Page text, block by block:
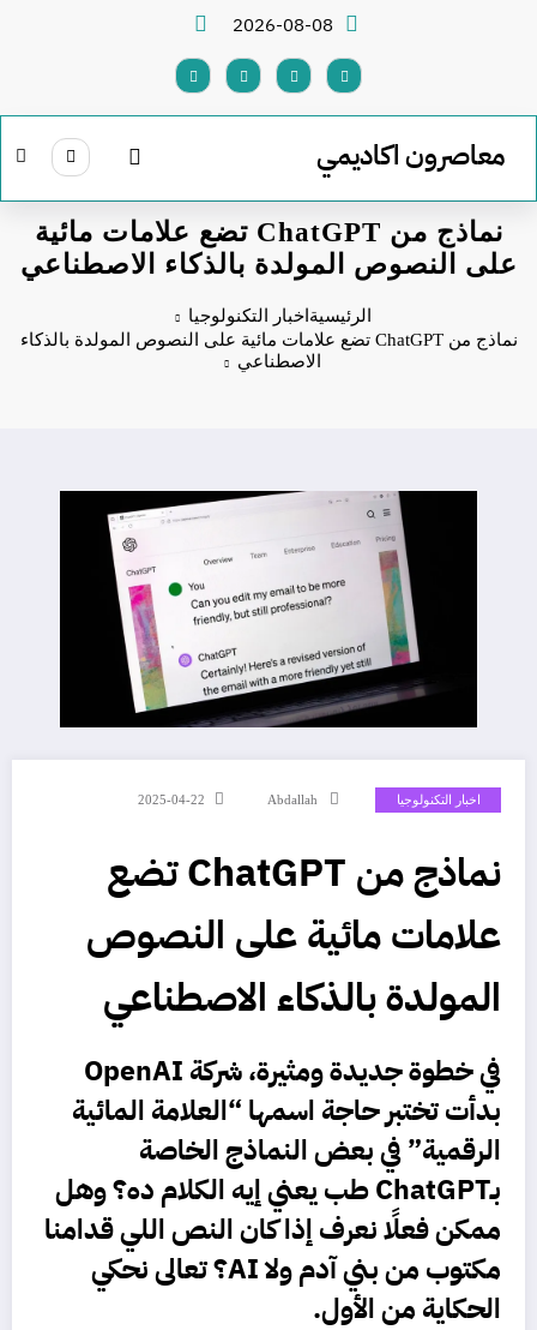
2026-08-08
معاصرون اكاديمي
نماذج من ChatGPT تضع علامات مائية
على النصوص المولدة بالذكاء الاصطناعي
الرئيسية اخبار التكنولوجيا
نماذج من ChatGPT تضع علامات مائية على النصوص المولدة بالذكاء
الاصطناعي
اخبار التكنولوجيا Abdallah
2025-04-22
نماذج من ChatGPT تضع
علامات مائية على النصوص
المولدة بالذكاء الاصطناعي
في خطوة جديدة ومثيرة، شركة OpenAI
بدأت تختبر حاجة اسمها “العلامة المائية
الرقمية” في بعض النماذج الخاصة
بـChatGPTطب يعني إيه الكلام ده؟ وهل
ممكن فعلًا نعرف إذا كان النص اللي قدامنا
مكتوب من بني آدم ولا AI؟ تعالى نحكي
الحكاية من الأول.